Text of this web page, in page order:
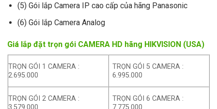
(5) Gói lắp Camera IP cao cấp của hãng Panasonic
(6) Gói lắp Camera Analog
Giá lắp đặt trọn gói CAMERA HD hãng HIKVISION (USA)
TRỌN GÓI 1 CAMERA :
2.695.000
TRỌN GÓI 5 CAMERA :
6.995.000
TRỌN GÓI 2 CAMERA :
3.579.000
TRỌN GÓI 6 CAMERA :
7.775.000